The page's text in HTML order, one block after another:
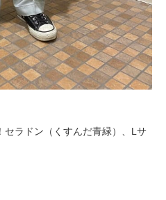
セラドン（くすんだ青緑）、Lサ